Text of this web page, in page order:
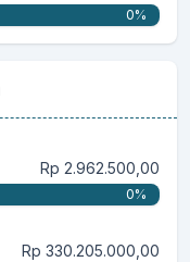
0%
Rp 2.962.500,00
0%
Rp 330.205.000,00